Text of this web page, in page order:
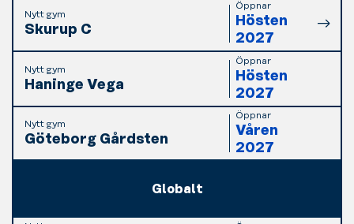
Nytt gym
Skurup C
Öppnar
Hösten
2027
Nytt gym
Haninge Vega
Öppnar
Hösten
2027
Nytt gym
Göteborg Gårdsten
Öppnar
Våren
2027
Globalt